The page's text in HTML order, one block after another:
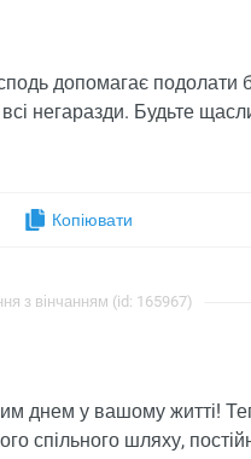
допомагає подолати
негаразди. Будьте
Копіювати
з вінчанням (id: 165967)
днем ​​у вашому житті!
спільного шляху,